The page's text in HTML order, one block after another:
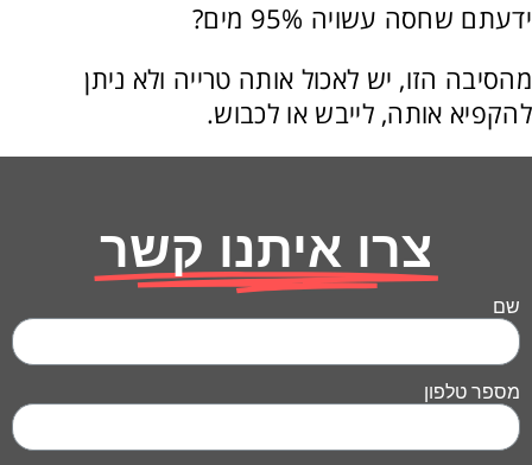
ידעתם שחסה עשויה 95% מים?
מהסיבה הזו, יש לאכול אותה טרייה ולא ניתן
להקפיא אותה, לייבש או לכבוש.
צרו איתנו קשר
שם
מספר טלפון